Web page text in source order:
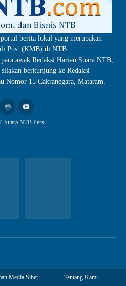
berita lokal yang merupakan
Post (KMB) di NTB.
awak Redaksi Harian Suara NTB,
berkunjung ke Redaksi
Nomor 15 Cakranegara, Mataram.
Suara NTB Pers
Media Siber Tentang Kami